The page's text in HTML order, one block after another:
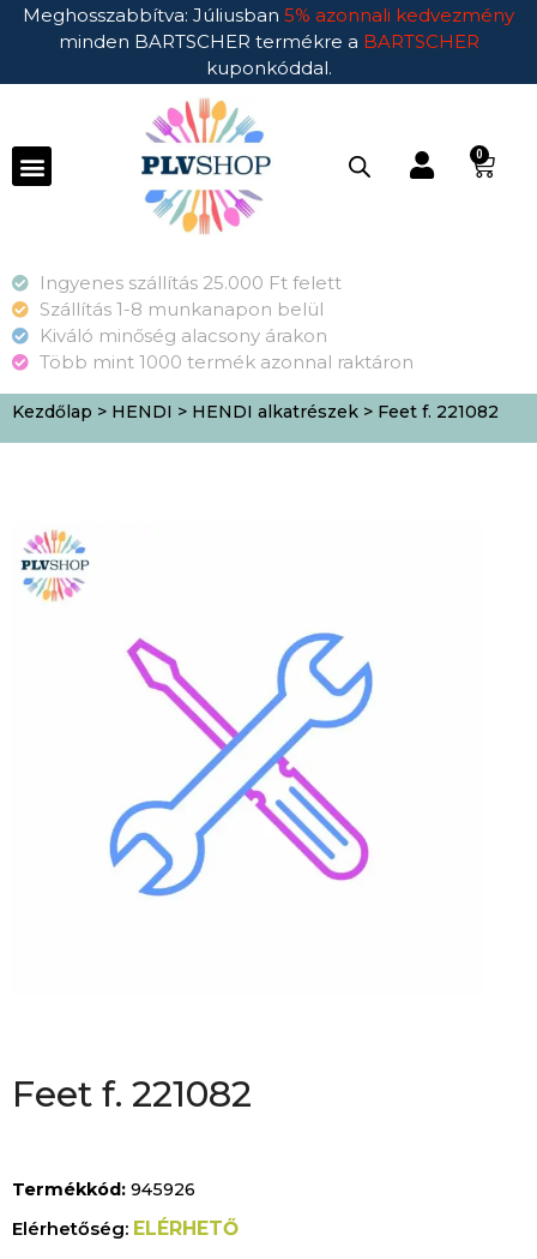
Meghosszabbítva: Júliusban 5% azonnali kedvezmény
minden BARTSCHER termékre a BARTSCHER
kuponkóddal.
0
Ingyenes szállítás 25.000 Ft felett
Szállítás 1-8 munkanapon belül
Kiváló minőség alacsony árakon
Több mint 1000 termék azonnal raktáron
Kezdőlap > HENDI > HENDI alkatrészek > Feet f. 221082
Feet f. 221082
Termékkód: 945926
ELÉRHETŐ